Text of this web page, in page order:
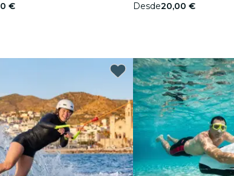
€ Desde20,00 €